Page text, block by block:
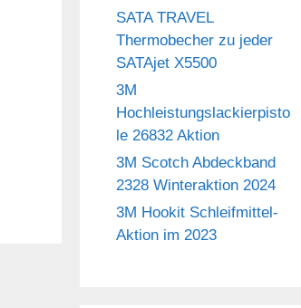
SATA TRAVEL
Thermobecher zu jeder
SATAjet X5500
3M
Hochleistungslackierpisto
le 26832 Aktion
3M Scotch Abdeckband
2328 Winteraktion 2024
3M Hookit Schleifmittel-
Aktion im 2023